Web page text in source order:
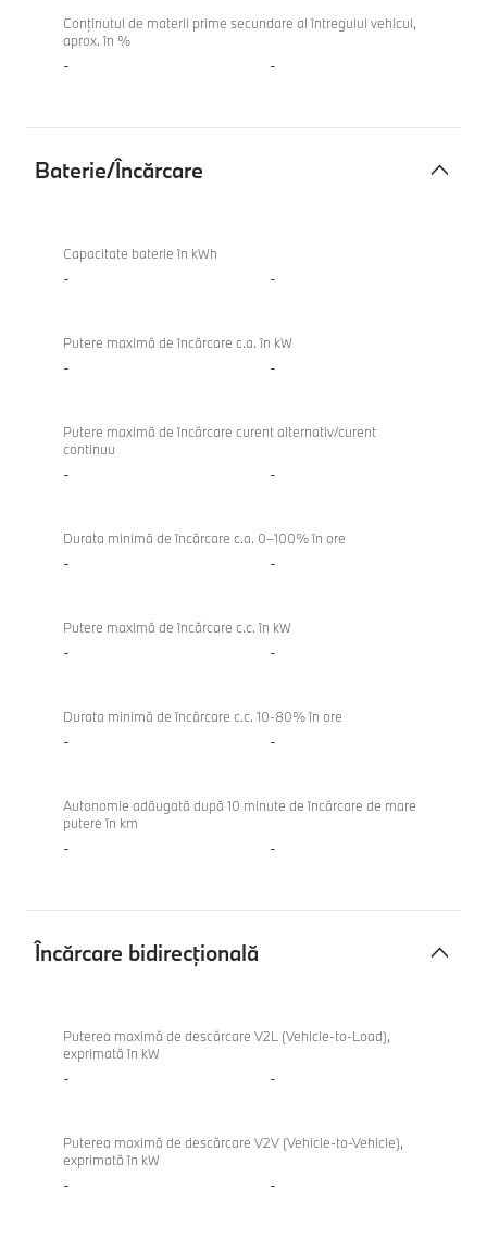
Conținutul de materii prime secundare al întregului vehicul,
aprox. în %
- -
Baterie/Încărcare
Încărcare
xDrive
Touring
Capacitate baterie în kWh
- -
Putere maximă de încărcare c.a. în kW
- -
Putere maximă de încărcare curent alternativ/curent
continuu
- -
Durata minimă de încărcare c.a. 0–100% în ore
- -
Putere maximă de încărcare c.c. în kW
- -
Durata minimă de încărcare c.c. 10-80% în ore
- -
Autonomie adăugată după 10 minute de încărcare de mare
putere în km
- -
Încărcare bidirecțională
bidirecțională
xDrive
Touring
Puterea maximă de descărcare V2L (Vehicle-to-Load),
exprimată în kW
- -
Puterea maximă de descărcare V2V (Vehicle-to-Vehicle),
exprimată în kW
- -